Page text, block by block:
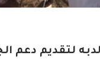
لتقديم دعم